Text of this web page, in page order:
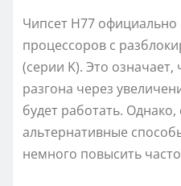
Чипсет H77
процессоров с
(серии K). Это
разгона через
будет работать.
альтернативные
немного повысить